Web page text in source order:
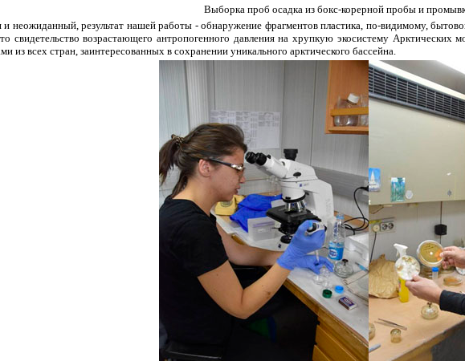
Выборка проб осадка из бокс-корерной пробы и
и неожиданный, результат нашей работы - обнаружение фрагментов пластика, по-видимому,
свидетельство возрастающего антропогенного давления на хрупкую экосистему
из всех стран, заинтересованных в сохранении уникального арктического бассейна.